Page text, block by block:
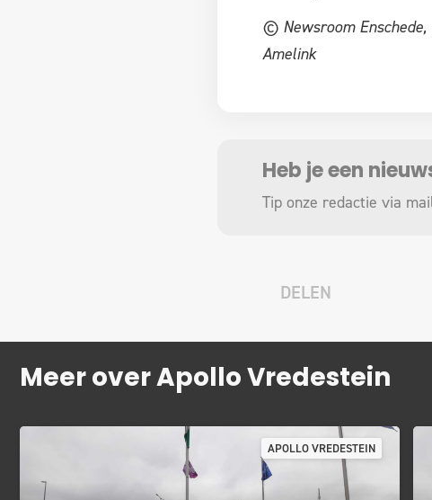
© Newsroom Enschede,
Amelink
Heb je een
Tip onze redactie via
DELEN
Meer over Apollo Vredestein
APOLLO VREDESTEIN